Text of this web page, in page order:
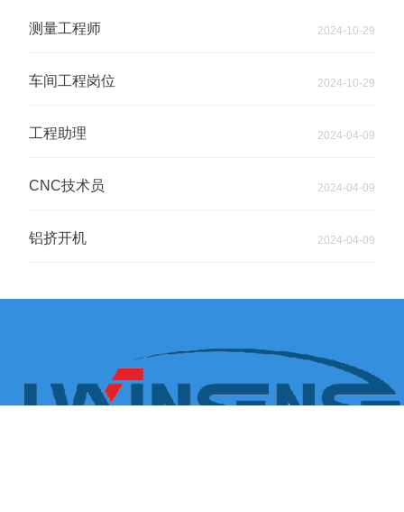
测量工程师 2024-10-29
车间工程岗位 2024-10-29
工程助理 2024-04-09
CNC技术员 2024-04-09
铝挤开机 2024-04-09